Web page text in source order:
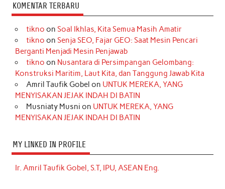
KOMENTAR TERBARU
tikno on Soal Ikhlas, Kita Semua Masih Amatir
tikno on Senja SEO, Fajar GEO: Saat Mesin Pencari
Berganti Menjadi Mesin Penjawab
tikno on Nusantara di Persimpangan Gelombang:
Konstruksi Maritim, Laut Kita, dan Tanggung Jawab Kita
Amril Taufik Gobel on UNTUK MEREKA, YANG
MENYISAKAN JEJAK INDAH DI BATIN
Musniaty Musni on UNTUK MEREKA, YANG
MENYISAKAN JEJAK INDAH DI BATIN
MY LINKED IN PROFILE
Ir. Amril Taufik Gobel, S.T, IPU, ASEAN Eng.